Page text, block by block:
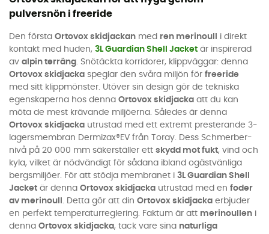
pulversnön i freeride
Den första Ortovox skidjackan med ren merinoull
i direkt
kontakt med huden, 3L Guardian Shell Jacket är inspirerad
av alpin terräng. Snötäckta korridorer, klippväggar: denna
Ortovox skidjacka speglar den svåra miljön för freeride
med sitt klippmönster. Utöver sin design gör de tekniska
egenskaperna hos denna Ortovox skidjacka att du kan
möta de mest krävande miljöerna. Således är denna
Ortovox skidjacka utrustad med ett extremt presterande 3-
lagersmembran Dermizax®EV från Toray. Dess Schmerber-
nivå på 20 000 mm säkerställer ett skydd mot fukt, vind och
kyla, vilket är nödvändigt för sådana ibland ogästvänliga
bergsmiljöer. För att stödja membranet i 3L Guardian Shell
Jacket är denna Ortovox skidjacka utrustad med en foder
av merinoull . Detta gör att din Ortovox skidjacka erbjuder
en perfekt temperaturreglering. Faktum är att merinoullen i
denna Ortovox skidjacka, tack vare sina naturliga